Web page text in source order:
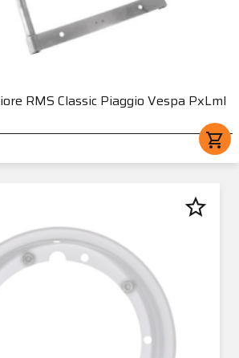
RMS Classic Piaggio Vespa PxLml
shopping_cart
star_border